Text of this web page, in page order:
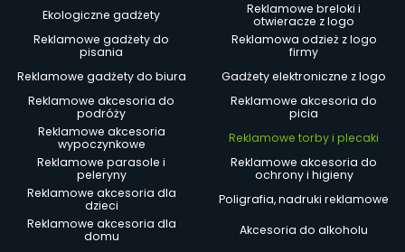
Ekologiczne gadżety
Reklamowe breloki i
otwieracze z logo
Reklamowe gadżety do
pisania
Reklamowa odzież z logo
firmy
Reklamowe gadżety do biura
Gadżety elektroniczne z logo
Reklamowe akcesoria do
podróży
Reklamowe akcesoria do
picia
Reklamowe akcesoria
wypoczynkowe
Reklamowe torby i plecaki
Reklamowe parasole i
peleryny
Reklamowe akcesoria do
ochrony i higieny
Reklamowe akcesoria dla
dzieci
Poligrafia, nadruki reklamowe
Reklamowe akcesoria dla
domu
Akcesoria do alkoholu